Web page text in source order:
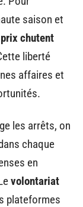
saison et
chutent
liberté
affaires et
les arrêts, on
chaque
en
volontariat
plateformes